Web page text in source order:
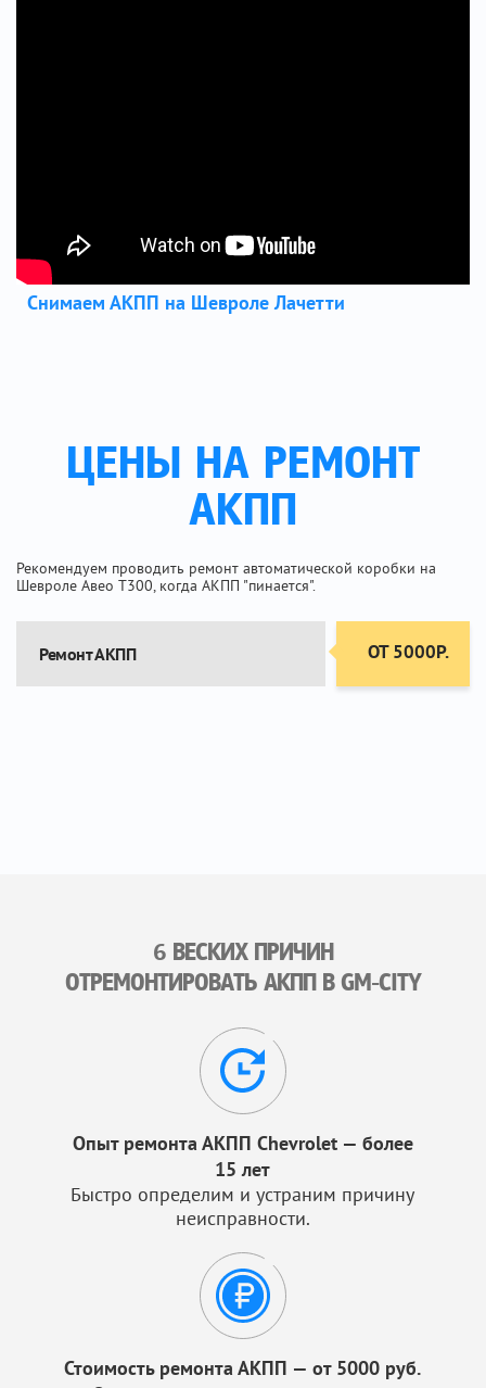
Снимаем АКПП на Шевроле Лачетти
ЦЕНЫ НА РЕМОНТ
АКПП
Рекомендуем проводить ремонт автоматической коробки на
Шевроле Авео Т300, когда АКПП "пинается".
Ремонт АКПП ОТ 5000Р.
6 ВЕСКИХ ПРИЧИН
ОТРЕМОНТИРОВАТЬ АКПП В GM-CITY
Опыт ремонта АКПП Chevrolet — более
15 лет
Быстро определим и устраним причину
неисправности.
Стоимость ремонта АКПП — от 5000 руб.